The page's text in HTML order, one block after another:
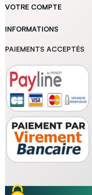
VOTRE COMPTE
INFORMATIONS
PAIEMENTS ACCEPTÉS